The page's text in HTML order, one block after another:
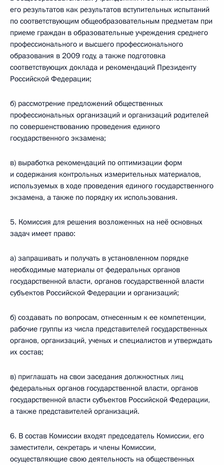
его результатов как результатов вступительных испытаний
по соответствующим общеобразовательным предметам при
приеме граждан в образовательные учреждения среднего
профессионального и высшего профессионального
образования в 2009 году, а также подготовка
соответствующих доклада и рекомендаций Президенту
Российской Федерации;
б) рассмотрение предложений общественных
профессиональных организаций и организаций родителей
по совершенствованию проведения единого
государственного экзамена;
в) выработка рекомендаций по оптимизации форм
и содержания контрольных измерительных материалов,
используемых в ходе проведения единого государственного
экзамена, а также по порядку их использования.
5. Комиссия для решения возложенных на неё основных
задач имеет право:
а) запрашивать и получать в установленном порядке
необходимые материалы от федеральных органов
государственной власти, органов государственной власти
субъектов Российской Федерации и организаций;
б) создавать по вопросам, отнесенным к ее компетенции,
рабочие группы из числа представителей государственных
органов, организаций, ученых и специалистов и утверждать
их состав;
в) приглашать на свои заседания должностных лиц
федеральных органов государственной власти, органов
государственной власти субъектов Российской Федерации,
а также представителей организаций.
6. В состав Комиссии входят председатель Комиссии, его
заместители, секретарь и члены Комиссии,
осуществляющие свою деятельность на общественных